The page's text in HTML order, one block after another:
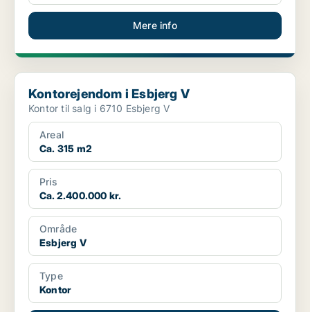
Mere info
Kontorejendom i Esbjerg V
Kontorejendom i Esbjerg V
Kontor til salg i 6710 Esbjerg V
Areal
Ca. 315 m2
Pris
Ca. 2.400.000 kr.
Område
Esbjerg V
Type
Kontor